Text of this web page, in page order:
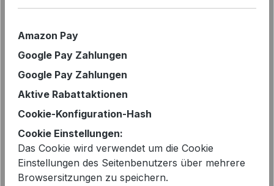
PENN&INK N.Y Shirtbluse Weiß |
Polo-Top S26N1717 in Travel
Quality
Verkaufspreis:
59,99 €
- 44%
Amazon Pay
Google Pay Zahlungen
Google Pay Zahlungen
Aktive Rabattaktionen
Cookie-Konfiguration-Hash
Cookie Einstellungen:
Das Cookie wird verwendet um die Cookie
Einstellungen des Seitenbenutzers über mehrere
Browsersitzungen zu speichern.